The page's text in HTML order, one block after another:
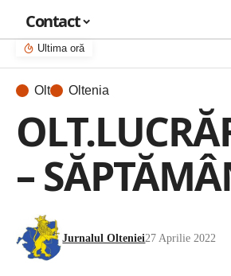
Contact
Ultima oră
Olt Oltenia
–
Jurnalul Olteniei27 Aprilie 2022